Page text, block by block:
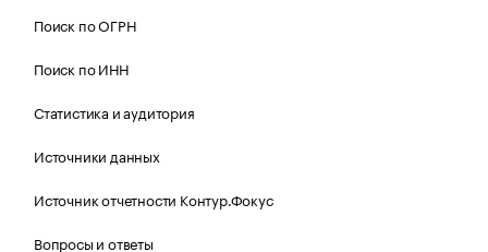
Поиск по ОГРН
Поиск по ИНН
Статистика и аудитория
Источники данных
Источник отчетности Контур.Фокус
Вопросы и ответы